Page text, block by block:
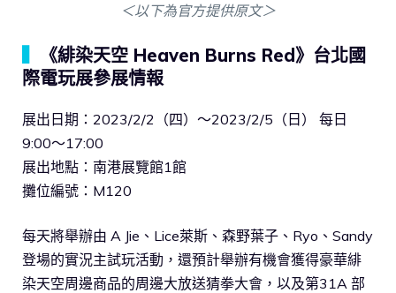
＜以下為官方提供原文＞
《緋染天空 Heaven Burns Red》 台北國
際電玩展參展情報
展出日期：2023/2/2（四）〜2023/2/5（日） 每日
9:00〜17:00
展出地點：南港展覽館1館
攤位編號：M120
每天將舉辦由 A Jie、Lice萊斯、森野葉子、Ryo、Sandy
登場的實況主試玩活動，還預計舉辦有機會獲得豪華緋
染天空周邊商品的周邊大放送猜拳大會，以及第31A 部